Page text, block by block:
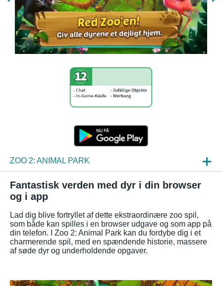
ZOO 2: ANIMAL PARK
NYHEDER
INDBLIK
OFTE STILLEDE SPØRGSMÅL
Fantastisk verden med dyr i din browser
og i app
Lad dig blive fortryllet af dette ekstraordinære zoo spil,
som både kan spilles i en browser udgave og som app på
din telefon. I Zoo 2: Animal Park kan du fordybe dig i et
charmerende spil, med en spændende historie, massere
af søde dyr og underholdende opgaver.